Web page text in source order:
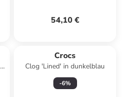
54,10 €
Crocs
Clog 'Lined' in dunkelblau
-6%